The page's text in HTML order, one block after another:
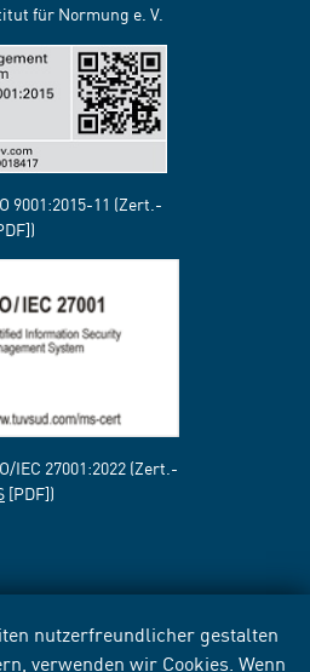
nutzerfreundlicher gestalten
verwenden wir Cookies. Wenn
für Normung e. V.
9001:2015-11 (Zert.-
IEC 27001:2022 (Zert.-
[PDF])